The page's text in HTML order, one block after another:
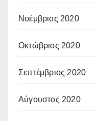
Νοέμβριος 2020
Οκτώβριος 2020
Σεπτέμβριος 2020
Αύγουστος 2020